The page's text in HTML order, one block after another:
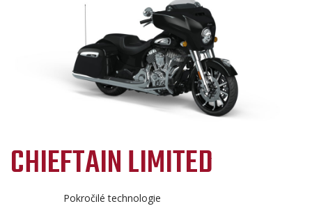
CHIEFTAIN LIMITED
Pokročilé technologie